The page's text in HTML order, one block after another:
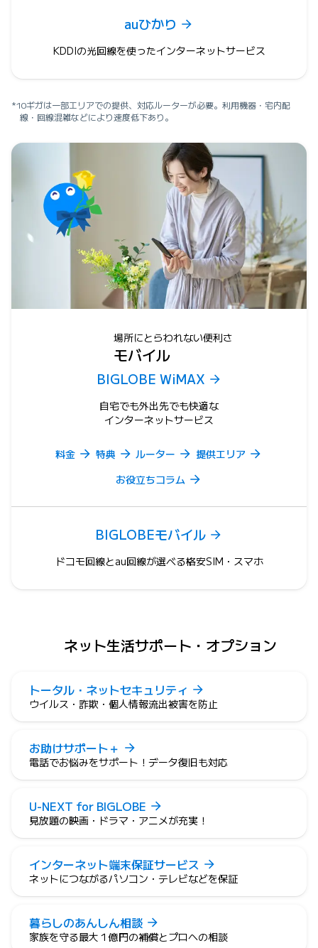
auひかり
KDDIの光回線を使ったインターネットサービス
場所にとらわれない便利さ
モバイル
BIGLOBE WiMAX
自宅でも外出先でも快適な
インターネットサービス
料金 特典 ルーター
提供エリア
お役立ちコラム
BIGLOBEモバイル
ドコモ回線とau回線が選べる格安SIM・スマホ
*10ギガは一部エリアでの提供、対応ルーターが必要。利用機器・宅内配
線・回線混雑などにより速度低下あり。
ネット生活サポート・オプション
トータル・ネットセキュリティ
ウイルス・詐欺・個人情報流出被害を防止
お助けサポート＋
電話でお悩みをサポート！データ復旧も対応
U-NEXT for BIGLOBE
見放題の映画・ドラマ・アニメが充実！
インターネット端末保証サービス
ネットにつながるパソコン・テレビなどを保証
暮らしのあんしん相談
家族を守る最大１億円の補償とプロへの相談